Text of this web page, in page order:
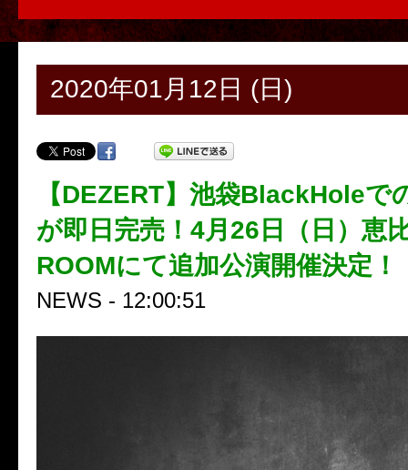
2020年01月12日 (日)
【DEZERT】池袋BlackHoleで
が即日完売！4月26日（日）恵
ROOMにて追加公演開催決定！
NEWS - 12:00:51